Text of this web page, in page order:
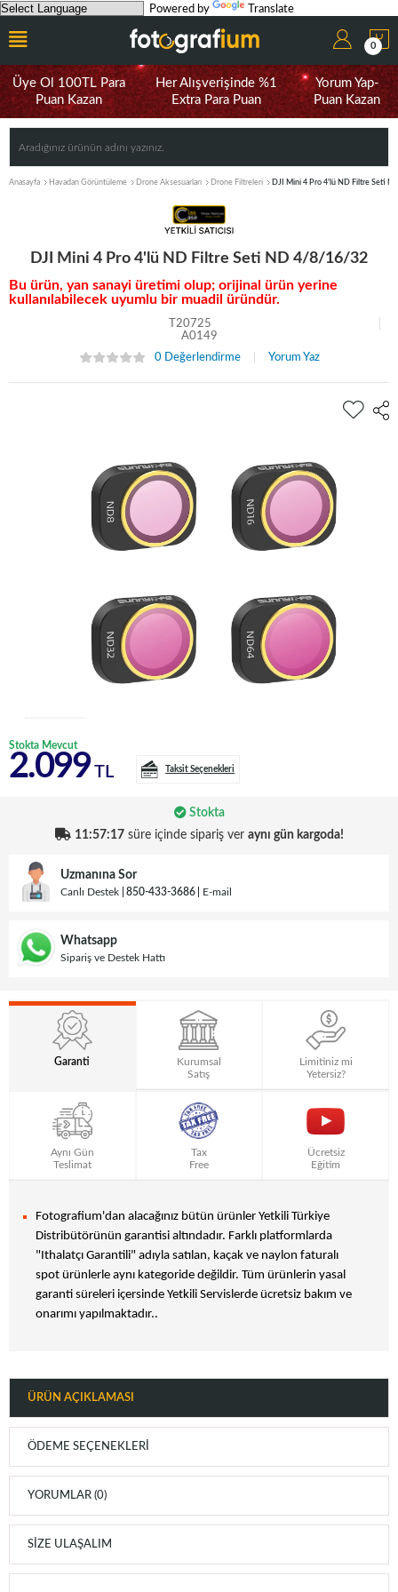
Powered by Translate
0
Üye Ol 100TL Para
Puan Kazan
Her Alışverişinde %1
Extra Para Puan
Yorum Yap-
Puan Kazan
Anasayfa Havadan Görüntüleme Drone Aksesuarları Drone Filtreleri DJI Mini 4 Pro 4'lü ND Filtre Seti
DJI Mini 4 Pro 4'lü ND Filtre Seti ND 4/8/16/32
Bu ürün, yan sanayi üretimi olup; orijinal ürün yerine
kullanılabilecek uyumlu bir muadil üründür.
T20725
A0149
0 Değerlendirme
Yorum Yaz
Stokta Mevcut
2.099 TL Taksit Seçenekleri
Stokta
11:57:16süre içinde sipariş ver aynı gün kargoda!
Uzmanına Sor
Canlı Destek 850-433-3686 E-mail
Whatsapp
Sipariş ve Destek Hattı
Garanti
Kurumsal
Satış
Limitiniz mi
Yetersiz?
Aynı Gün
Teslimat
Tax
Free
Ücretsiz
Eğitim
Fotografium'dan alacağınız bütün ürünler Yetkili Türkiye
Distribütörünün garantisi altındadır. Farklı platformlarda
"Ithalatçı Garantili" adıyla satılan, kaçak ve naylon faturalı
spot ürünlerle aynı kategoride değildir. Tüm ürünlerin yasal
garanti süreleri içersinde Yetkili Servislerde ücretsiz bakım ve
onarımı yapılmaktadır..
ÜRÜN AÇIKLAMASI
ÖDEME SEÇENEKLERI
YORUMLAR (0)
SIZE ULAŞALIM